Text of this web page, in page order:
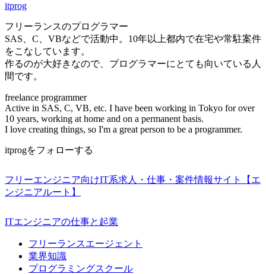
itprog
フリーランスのプログラマー
SAS、C、VBなどで活動中。10年以上都内で在宅や常駐案件
をこなしています。
作るのが大好きなので、プログラマーにとても向いている人
間です。
freelance programmer
Active in SAS, C, VB, etc. I have been working in Tokyo for over
10 years, working at home and on a permanent basis.
I love creating things, so I'm a great person to be a programmer.
itprogをフォローする
フリーエンジニア向けIT系求人・仕事・案件情報サイト【エ
ンジニアルート】
ITエンジニアの仕事と起業
フリーランスエージェント
業界知識
プログラミングスクール